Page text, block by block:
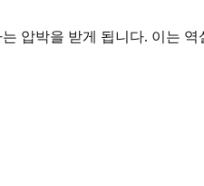
압박을 받게 됩니다. 이는